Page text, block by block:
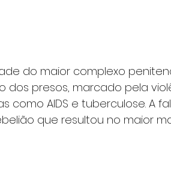
do maior complexo
dos presos, marcado pela
como AIDS e tuberculose. A
que resultou no maior